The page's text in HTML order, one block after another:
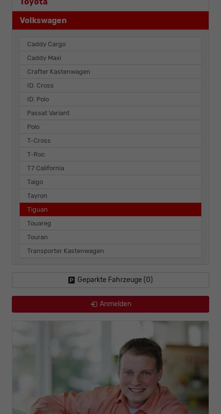
Volkswagen
Caddy Cargo
Caddy Maxi
Crafter Kastenwagen
ID. Cross
ID. Polo
Passat Variant
Polo
T-Cross
T-Roc
T7 California
Taigo
Tayron
Tiguan
Touareg
Touran
Transporter Kastenwagen
Geparkte Fahrzeuge (0)
Anmelden